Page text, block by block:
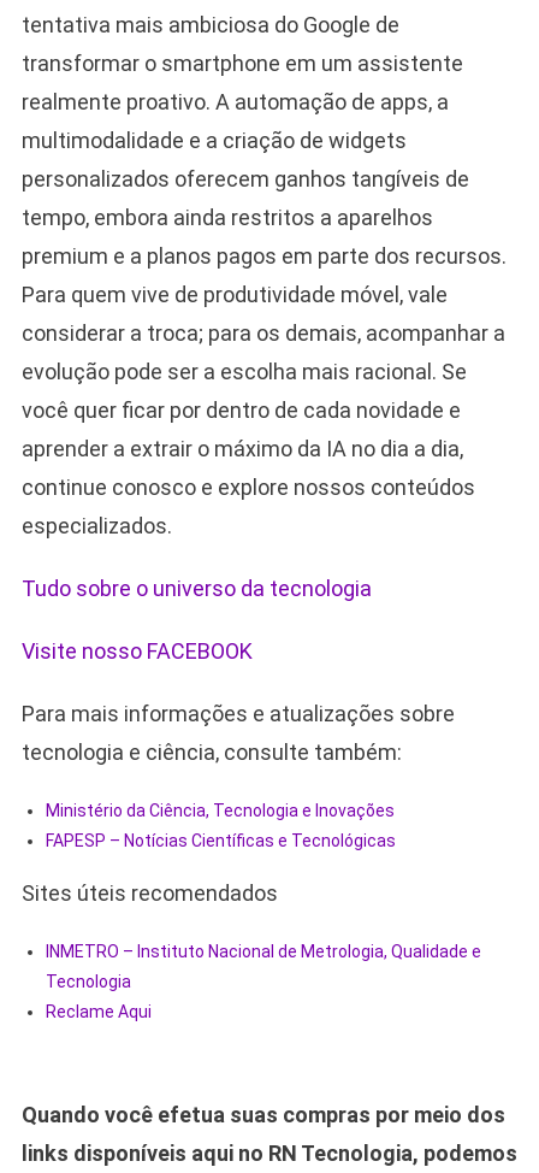
tentativa mais ambiciosa do Google de
transformar o smartphone em um assistente
realmente proativo. A automação de apps, a
multimodalidade e a criação de widgets
personalizados oferecem ganhos tangíveis de
tempo, embora ainda restritos a aparelhos
premium e a planos pagos em parte dos recursos.
Para quem vive de produtividade móvel, vale
considerar a troca; para os demais, acompanhar a
evolução pode ser a escolha mais racional. Se
você quer ficar por dentro de cada novidade e
aprender a extrair o máximo da IA no dia a dia,
continue conosco e explore nossos conteúdos
especializados.
Tudo sobre o universo da tecnologia
Visite nosso FACEBOOK
Para mais informações e atualizações sobre
tecnologia e ciência, consulte também:
Ministério da Ciência, Tecnologia e Inovações
FAPESP – Notícias Científicas e Tecnológicas
Sites úteis recomendados
INMETRO – Instituto Nacional de Metrologia, Qualidade e
Tecnologia
Reclame Aqui
Quando você efetua suas compras por meio dos
links disponíveis aqui no RN Tecnologia, podemos